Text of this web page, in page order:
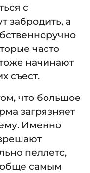
с
забродить, а
часто
начинают
съест.
что большое
загрязняет
Именно
пеллетс,
самым